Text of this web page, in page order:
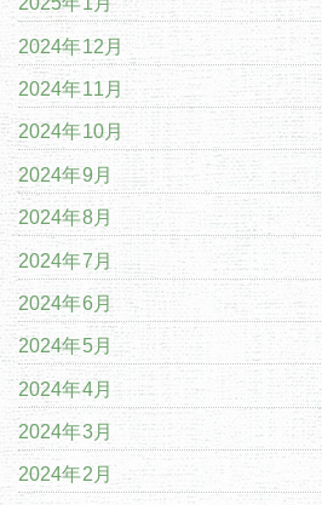
2024年12月
2024年11月
2024年10月
2024年9月
2024年8月
2024年7月
2024年6月
2024年5月
2024年4月
2024年3月
2024年2月